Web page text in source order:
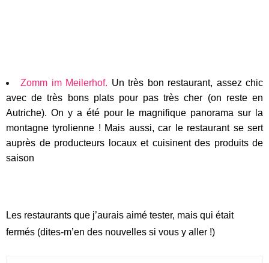
Zomm im Meilerhof. Un très bon restaurant, assez chic
avec de très bons plats pour pas très cher (on reste en
Autriche). On y a été pour le magnifique panorama sur la
montagne tyrolienne ! Mais aussi, car le restaurant se sert
auprès de producteurs locaux et cuisinent des produits de
saison
Les restaurants que j’aurais aimé tester, mais qui était
fermés (dites-m’en des nouvelles si vous y aller !)